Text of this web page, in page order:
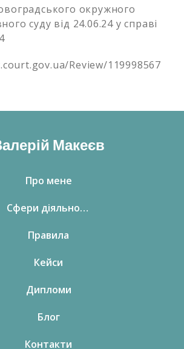
окружного
суду від 24.06.24 у справі
Review/119998567
Макеєв
Про мене
Сфери діяльності
Правила
Кейси
Дипломи
Блог
Контакти